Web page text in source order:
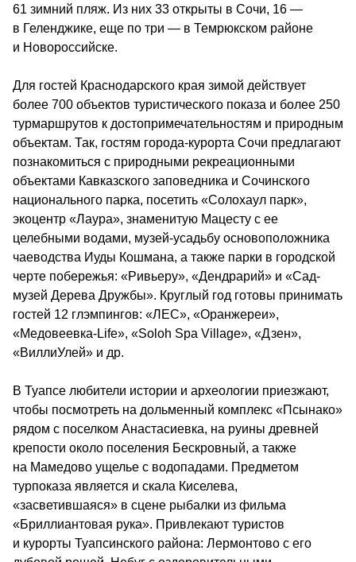
61 зимний пляж. Из них 33 открыты в Сочи, 16 —
в Геленджике, еще по три — в Темрюкском районе
и Новороссийске.
Для гостей Краснодарского края зимой действует
более 700 объектов туристического показа и более 250
турмаршрутов к достопримечательностям и природным
объектам. Так, гостям города-курорта Сочи предлагают
познакомиться с природными рекреационными
объектами Кавказского заповедника и Сочинского
национального парка, посетить «Солохаул парк»,
экоцентр «Лаура», знаменитую Мацесту с ее
целебными водами, музей-усадьбу основоположника
чаеводства Иуды Кошмана, а также парки в городской
черте побережья: «Ривьеру», «Дендрарий» и «Сад-
музей Дерева Дружбы». Круглый год готовы принимать
гостей 12 глэмпингов: «ЛЕС», «Оранжереи»,
«Медовеевка-Life», «Soloh Spa Village», «Дзен»,
«ВиллиУлей» и др.
В Туапсе любители истории и археологии приезжают,
чтобы посмотреть на дольменный комплекс «Псынако»
рядом с поселком Анастасиевка, на руины древней
крепости около поселения Бескровный, а также
на Мамедово ущелье с водопадами. Предметом
турпоказа является и скала Киселева,
«засветившаяся» в сцене рыбалки из фильма
«Бриллиантовая рука». Привлекают туристов
и курорты Туапсинского района: Лермонтово с его